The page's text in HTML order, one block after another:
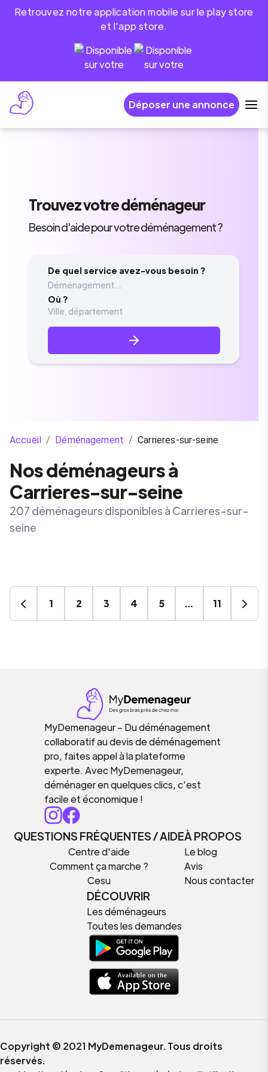
Retrouvez notre application mobile sur le play store
et l'app store.
Déposer une annonce
Trouvezvotre déménageur
Besoin d'aide pour votre déménagement ?
De quel service avez-vous besoin ?
Déménagement...
Où ?
Accueil / Déménagement / Carrieres-sur-seine
Nos déménageurs à
Carrieres-sur-seine
207 déménageurs disponibles à Carrieres-sur-
seine
1 2 3 4 5 … 11
MyDemenageur – Du déménagement
collaboratif au devis de déménagement
pro, faites appel à la plateforme
experte. Avec MyDemenageur,
déménager en quelques clics, c’est
facile et économique !
QUESTIONS FRÉQUENTES / AIDE
Centre d'aide
Comment ça marche ?
Cesu
À PROPOS
Le blog
Avis
Nous contacter
DÉCOUVRIR
Les déménageurs
Toutes les demandes
Copyright © 2021 MyDemenageur. Tous droits
réservés.